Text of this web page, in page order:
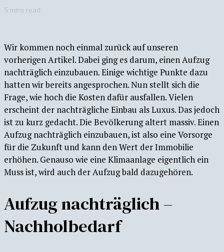
5 mins read
Wir kommen noch einmal zurück auf unseren
vorherigen Artikel. Dabei ging es darum, einen Aufzug
nachträglich einzubauen. Einige wichtige Punkte dazu
hatten wir bereits angesprochen. Nun stellt sich die
Frage, wie hoch die Kosten dafür ausfallen. Vielen
erscheint der nachträgliche Einbau als Luxus. Das jedoch
ist zu kurz gedacht. Die Bevölkerung altert massiv. Einen
Aufzug nachträglich einzubauen, ist also eine Vorsorge
für die Zukunft und kann den Wert der Immobilie
erhöhen. Genauso wie eine Klimaanlage eigentlich ein
Muss ist, wird auch der Aufzug bald dazugehören.
Aufzug nachträglich –
Nachholbedarf